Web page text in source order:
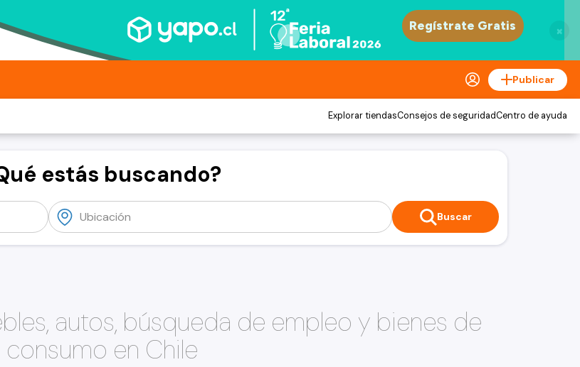
×
Publicar
Explorar tiendasConsejos de seguridadCentro de ayuda
estás buscando?
Buscar
autos, búsqueda de empleo y bienes de
consumo en Chile